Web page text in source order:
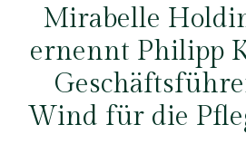
Mirabelle
ernennt Philipp
Wind für die